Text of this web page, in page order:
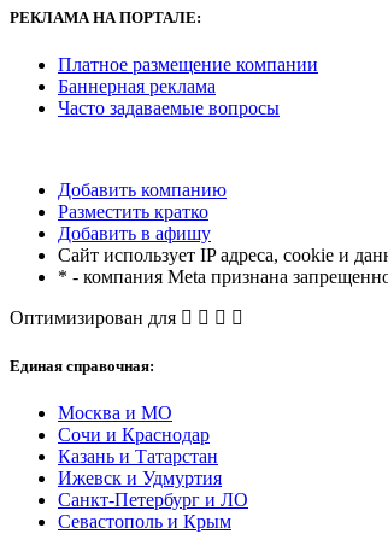
РЕКЛАМАНА ПОРТАЛЕ:
Платное размещение компании
Баннерная реклама
Часто задаваемые вопросы
Добавить компанию
Разместить кратко
Добавить в афишу
Сайт использует IP адреса, cookie и
* - компания Meta признана
Оптимизирован для
Единая справочная:
Москва и МО
Сочи и Краснодар
Казань и Татарстан
Ижевск и Удмуртия
Санкт-Петербург и ЛО
Севастополь и Крым